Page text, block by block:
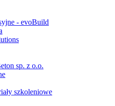
- evoBuild
sp. z o.o.
szkoleniowe